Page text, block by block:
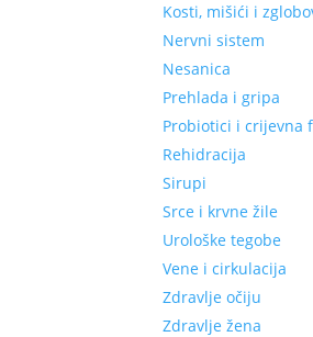
Kosti, mišići i
Nervni sistem
Nesanica
Prehlada i gripa
Probiotici i crijevna
Rehidracija
Sirupi
Srce i krvne žile
Urološke tegobe
Vene i cirkulacija
Zdravlje očiju
Zdravlje žena